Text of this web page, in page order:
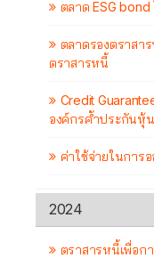
ตลาด ESG
ตลาดรองตราสา
ตราสารหนี้
Credit
องค์กรค้ำประกันหุ้
ค่าใช้จ่ายในการ
2024
ตราสารหนี้เพื่อก